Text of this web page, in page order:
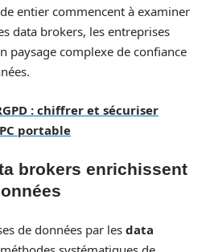
entier commencent à examiner
data brokers, les entreprises
paysage complexe de confiance
: chiffrer et sécuriser
portable
brokers enrichissent
de données par les data